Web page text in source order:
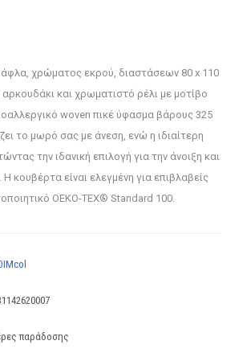
χρώματος εκρού, διαστάσεων 80 x 110
και χρωματιστό ρέλι με μοτίβο
woven πικέ ύφασμα βάρους 325
το μωρό σας με άνεση, ενώ η ιδιαίτερη
την ιδανική επιλογή για την άνοιξη και
κουβέρτα είναι ελεγμένη για επιβλαβείς
OEKO-TEX® Standard 100.
παράδοσης